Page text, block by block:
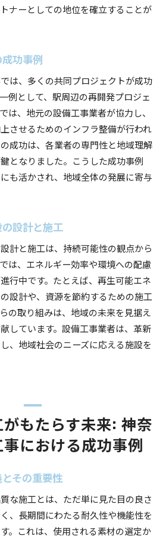
ナーとしての地位を確立することが
功事例
は、多くの共同プロジェクトが成功
例として、駅周辺の再開発プロジェ
は、地元の設備工事業者が協力し、
させるためのインフラ整備が行われ
成功は、各業者の専門性と地域理解
となりました。こうした成功事例
も活かされ、地域全体の発展に寄与
設計と施工
計と施工は、持続可能性の観点から
は、エネルギー効率や環境への配慮
行中です。たとえば、再生可能エネ
設計や、資源を節約するための施工
の取り組みは、地域の未来を見据え
しています。設備工事業者は、革新
、地域社会のニーズに応える施設を
もたらす未来: 神奈
における成功事例
その重要性
な施工とは、ただ単に見た目の良さ
、長期間にわたる耐久性や機能性を
。これは、使用される素材の選定か